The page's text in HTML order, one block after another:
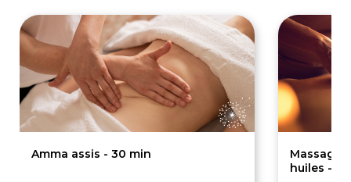
Amma assis - 30 min
huiles -